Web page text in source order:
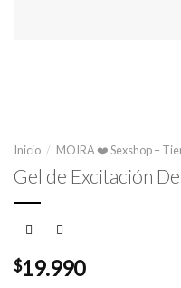
Inicio / MOIRA ❤️ Sexshop –
Gel de Excitación
$19.990